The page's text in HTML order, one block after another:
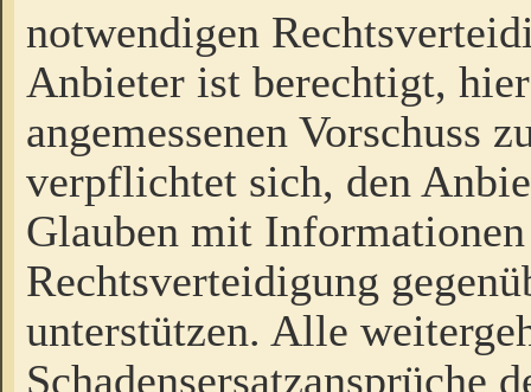
notwendigen
Anbieter ist berechtigt,
angemessenen Vorschuss
verpflichtet sich, den
Glauben mit
Rechtsverteidigung
unterstützen. Alle
Schadensersatzansprüche